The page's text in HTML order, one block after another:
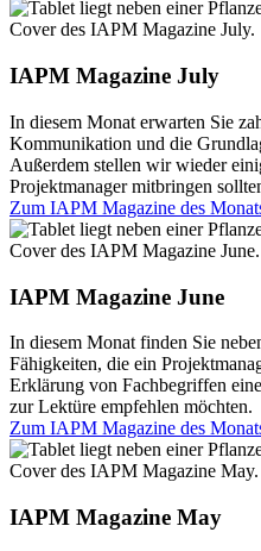
IAPM Magazine July
In diesem Monat erwarten Sie
Kommunikation und die
Außerdem stellen wir wieder
Projektmanager mitbringen
Zum IAPM Magazine des
IAPM Magazine June
In diesem Monat finden Sie
Fähigkeiten, die ein
Erklärung von Fachbegriffen
zur Lektüre empfehlen möchten.
Zum IAPM Magazine des
IAPM Magazine May